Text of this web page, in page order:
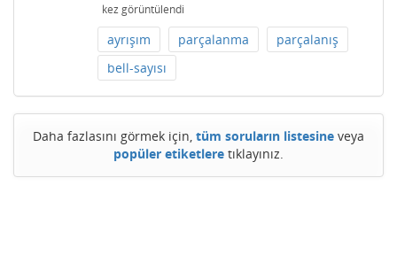
kez görüntülendi
ayrışım parçalanma
parçalanış
bell-sayısı
Daha fazlasını görmek için, tüm soruların listesine veya
popüler etiketlere tıklayınız.